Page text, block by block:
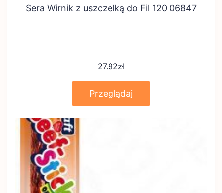
Sera Wirnik z uszczelką do Fil 120 06847
27.92zł
Przeglądaj